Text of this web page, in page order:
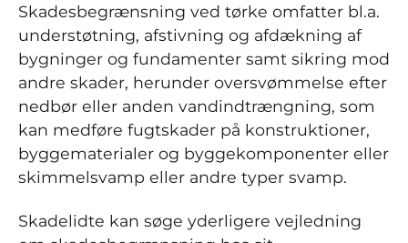
Skadesbegrænsning ved tørke omfatter bl.a.
understøtning, afstivning og afdækning af
bygninger og fundamenter samt sikring mod
andre skader, herunder oversvømmelse efter
nedbør eller anden vandindtrængning, som
kan medføre fugtskader på konstruktioner,
byggematerialer og byggekomponenter eller
skimmelsvamp eller andre typer svamp.
Skadelidte kan søge yderligere vejledning